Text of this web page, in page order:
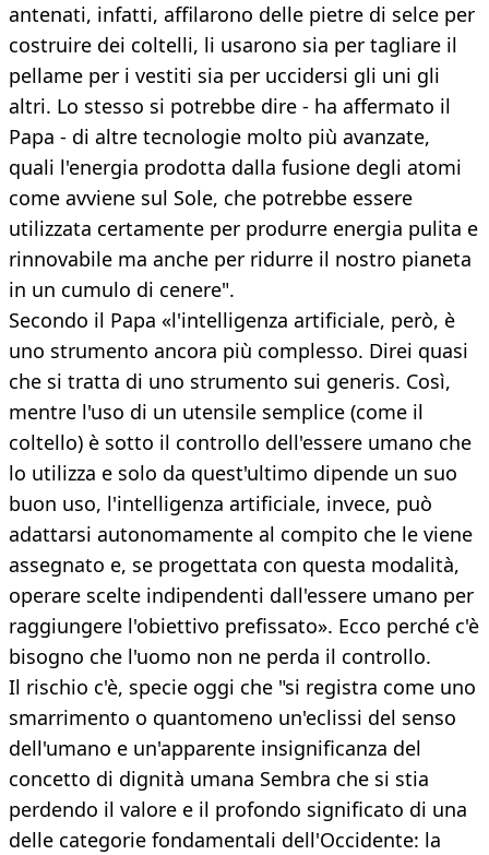
antenati, infatti, affilarono delle pietre di selce per
costruire dei coltelli, li usarono sia per tagliare il
pellame per i vestiti sia per uccidersi gli uni gli
altri. Lo stesso si potrebbe dire - ha affermato il
Papa - di altre tecnologie molto più avanzate,
quali l'energia prodotta dalla fusione degli atomi
come avviene sul Sole, che potrebbe essere
utilizzata certamente per produrre energia pulita e
rinnovabile ma anche per ridurre il nostro pianeta
in un cumulo di cenere".
Secondo il Papa «l'intelligenza artificiale, però, è
uno strumento ancora più complesso. Direi quasi
che si tratta di uno strumento sui generis. Così,
mentre l'uso di un utensile semplice (come il
coltello) è sotto il controllo dell'essere umano che
lo utilizza e solo da quest'ultimo dipende un suo
buon uso, l'intelligenza artificiale, invece, può
adattarsi autonomamente al compito che le viene
assegnato e, se progettata con questa modalità,
operare scelte indipendenti dall'essere umano per
raggiungere l'obiettivo prefissato». Ecco perché c'è
bisogno che l'uomo non ne perda il controllo.
Il rischio c'è, specie oggi che "si registra come uno
smarrimento o quantomeno un'eclissi del senso
dell'umano e un'apparente insignificanza del
concetto di dignità umana Sembra che si stia
perdendo il valore e il profondo significato di una
delle categorie fondamentali dell'Occidente: la